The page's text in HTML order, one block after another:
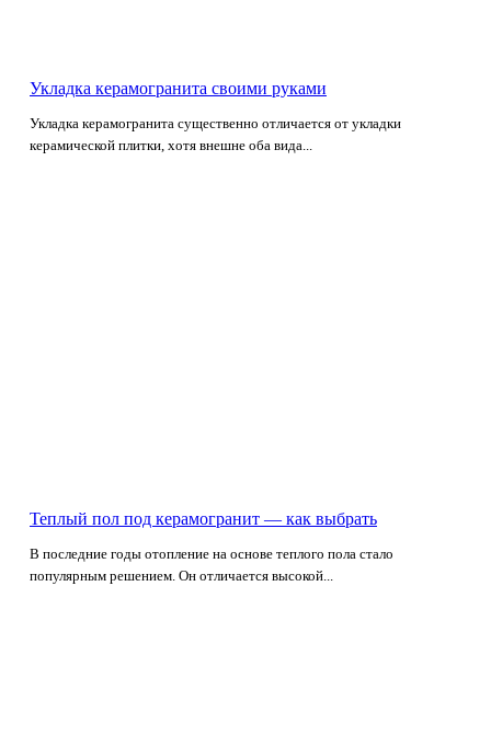
Укладка керамогранита своими руками
Укладка керамогранита существенно отличается от укладки
керамической плитки, хотя внешне оба вида...
Теплый пол под керамогранит — как выбрать
В последние годы отопление на основе теплого пола стало
популярным решением. Он отличается высокой...